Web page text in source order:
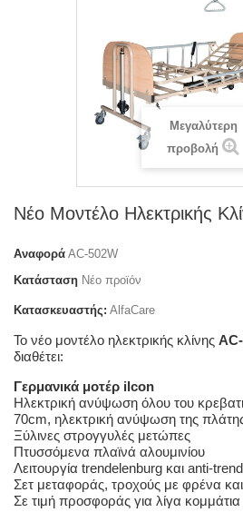
Μεγαλύτερη
προβολή
Νέο Μοντέλο Ηλεκτρικής
Αναφορά AC-502W
Κατάσταση Νέο προϊόν
Κατασκευαστής: AlfaCare
Το νέο μοντέλο ηλεκτρικής κλίνης
διαθέτει:
Γερμανικά μοτέρ ilcon
Hλεκτρική ανύψωση όλου του
70cm, ηλεκτρική ανύψωση της
Ξύλινες στρογγυλές μετώπες
Πτυσσόμενα πλαϊνά αλουμινίου
Λειτουργία trendelenburg και anti-
Σετ μεταφοράς, τροχούς με φρένα
Σε τιμή προσφοράς για λίγα κομμάτια